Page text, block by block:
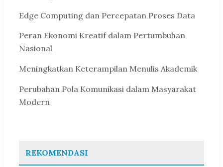
Edge Computing dan Percepatan Proses Data
Peran Ekonomi Kreatif dalam Pertumbuhan
Nasional
Meningkatkan Keterampilan Menulis Akademik
Perubahan Pola Komunikasi dalam Masyarakat
Modern
REKOMENDASI